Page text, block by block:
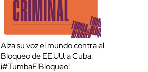
Alza su voz el mundo contra el
Bloqueo de EE.UU. a Cuba:
¡#TumbaElBloqueo!